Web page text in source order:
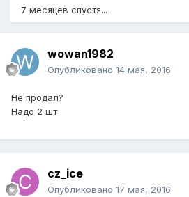
7 месяцев спустя...
wowan1982
Опубликовано 14 мая, 2016
Не продал?
Надо 2 шт
cz_ice
Опубликовано 17 мая, 2016